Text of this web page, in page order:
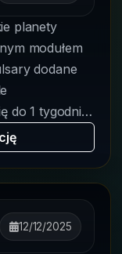
planety
modułem
dodane
do 1 tygodnia
12/12/2025